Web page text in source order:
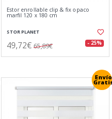
Estor enrollable clip & fix opaco
marfil 120 x 180 cm
STOR PLANET
49,72€ 65,89€ - 25%
Envío